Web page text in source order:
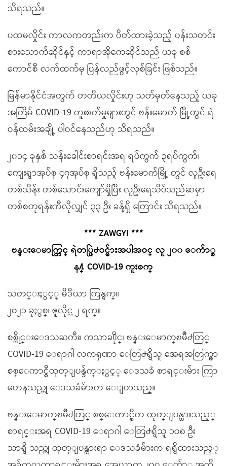
သိရသည်။
ပထမလှိုင်း ကာလကတည်းက ပိတ်ထားခဲ့သည့် ပန်းသတင်း
စားသောက်ဆိုင်နှင့် ကာရာအိုကေဆိုင်သည် ယခု စစ်
ကောင်စီ လက်ထက်မှ ပြန်လည်ဖွင့်လှစ်ခြင်း ဖြစ်သည်။
မြန်မာနိုင်ငံအတွက် တတိယလှိုင်းဟု သတ်မှတ်နေသည့် ယခု
အကြိမ် COVID-19 ကူးစက်မှုများတွင် ဗန်းမောက် မြို့တွင် ရဲ
ဝန်ထမ်းအချို့ ပါဝင်နေသည်ဟု သိရသည်။
၂၀၁၄ ခုနှစ် သန်းခေါင်းစာရင်းအရ ရပ်ကွက် ၃ရပ်ကွက်၊
ကျေးရွာအုပ်စု ၄၇အုပ်စု ရှိသည့် ဗန်းမောက်မြို့ တွင် လူဦးရေ
တစ်သိန်း တစ်သောင်းကျော်ရှိပြီး လူဦးရေသိပ်သည်ဆမှာ
တစ်စတုရန်းကီလိုလျှင် ၃၃ ဦး ခန့်ရှိ ကြောင်း သိရသည်။
*** ZAWGYI ***
ဗန္းေမာက္တြင္ ရဲတပ္ဖြဲ႕ဝင္မ်ားအပါအဝင္ လူ ၂၀၀ ေက်ာ္ခ
န႔္ COVID-19 ကူးစက္
သတင္းႏွင့္ မီဒီယာ ကြန္ရက္။
၂၀၂၁ ခုႏွစ္၊ ဇူလိုင္လ ၂ ရက္။
စစ္ကိုင္းေဒသႀကီး၊ ကသာခ႐ိုင္၊ ဗန္းေမာက္ၿမိဳ႕တြင္
COVID-19 ေရာဂါ လကၡဏာ ေတြ႕ရွိသူ အေရအတြက္မွာ
စစ္ေကာင္စီထုတ္ျပန္ခ်က္ႏွင့္ ေဒသခံ စာရင္းမ်ား ကြာ
ဟေနသည္ဟု ေဒသခံမ်ားက ေျပာသည္။
ဗန္းေမာက္ၿမိဳ႕တြင္ စစ္ေကာင္စီက ထုတ္ျပန္ထားသည့္
စာရင္းအရ COVID-19 ေရာဂါ ေတြ႕ရွိသူ ၁၀၈ ဦး
သာရွိ သည္ဟု ထုတ္ျပန္ထားရာ ေဒသခံမ်ားက ရရွိထားသည့္